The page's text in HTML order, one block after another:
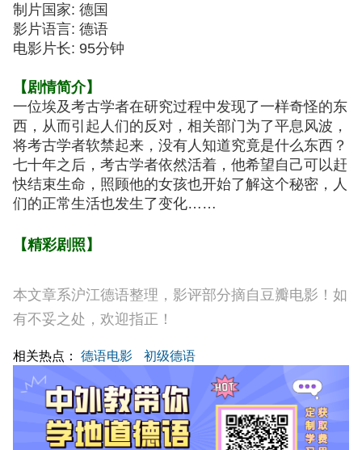
制片国家: 德国
影片语言: 德语
电影片长: 95分钟
【剧情简介】
一位埃及考古学者在研究过程中发现了一样奇怪的东
西，从而引起人们的反对，相关部门为了平息风波，
将考古学者软禁起来，没有人知道究竟是什么东西？
七十年之后，考古学者依然活着，他希望自己可以赶
快结束生命，照顾他的女孩也开始了解这个秘密，人
们的正常生活也发生了变化……
【精彩剧照】
本文章系沪江德语整理，影评部分摘自豆瓣电影！如
有不妥之处，欢迎指正！
相关热点： 德语电影 初级德语